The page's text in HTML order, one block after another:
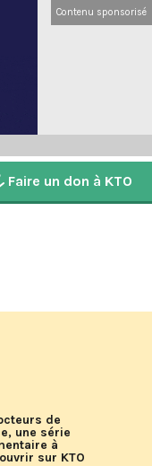
Contenu sponsorisé
Faire un don à KTO
de
une série
à
sur KTO